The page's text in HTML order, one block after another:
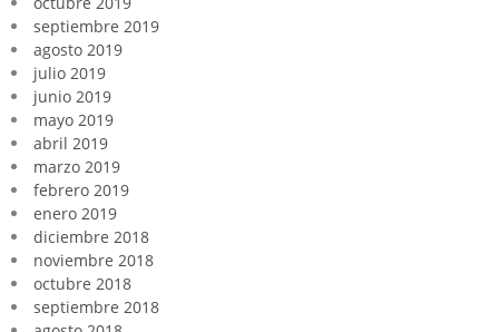
septiembre 2019
agosto 2019
julio 2019
junio 2019
mayo 2019
abril 2019
marzo 2019
febrero 2019
enero 2019
diciembre 2018
noviembre 2018
octubre 2018
septiembre 2018